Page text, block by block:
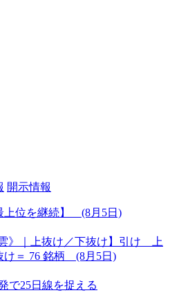
開示情報
上位を継続】 (8月5日)
》｜上抜け／下抜け】引け 上
＝ 76 銘柄 (8月5日)
で25日線を捉える